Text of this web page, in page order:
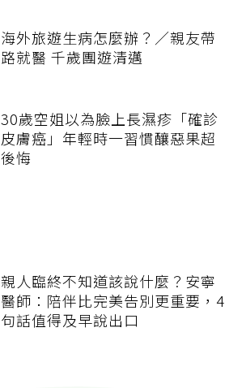
海外旅遊生病怎麼辦？／親友帶
路就醫 千歲團遊清邁
30歲空姐以為臉上長濕疹「確診
皮膚癌」年輕時一習慣釀惡果超
後悔
親人臨終不知道該說什麼？安寧
醫師：陪伴比完美告別更重要，4
句話值得及早說出口